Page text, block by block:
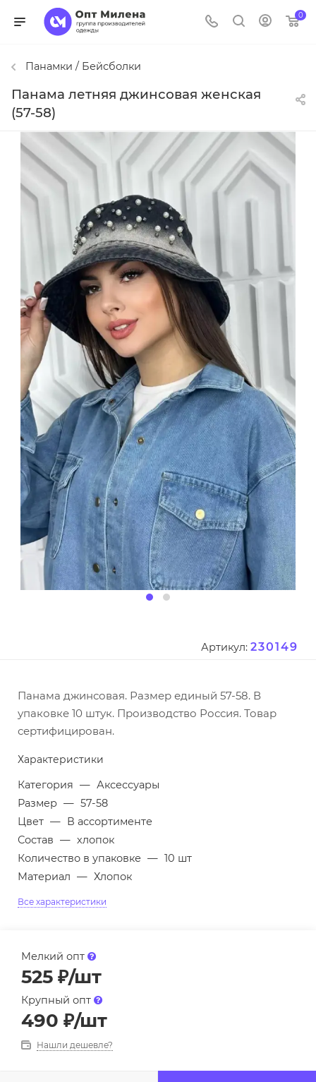
0
Панамки / Бейсболки
Панама летняя джинсовая женская
(57-58)
Артикул: 230149
Панама джинсовая. Размер единый 57-58. В
упаковке 10 штук. Производство Россия. Товар
сертифицирован.
Характеристики
Категория — Аксессуары
Размер — 57-58
Цвет — В ассортименте
Состав — хлопок
Количество в упаковке — 10 шт
Материал — Хлопок
Все характеристики
Мелкий опт
525 ₽/шт
Крупный опт
490 ₽/шт
Нашли дешевле?